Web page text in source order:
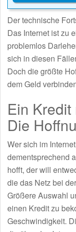
Der technische
Das Internet ist zu
problemlos
sich in diesen
Doch die größte
dem Geld
Ein
Die
Wer sich im
dementsprechend
hofft, der will
die das Netz bei
Größere Auswahl
einen Kredit zu
Geschwindigkeit.